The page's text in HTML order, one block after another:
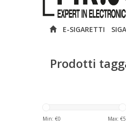
E-SIGARETTI
Prodotti
Min: €0 Max: €5